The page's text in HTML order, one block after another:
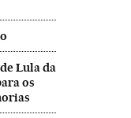
Lula da
os